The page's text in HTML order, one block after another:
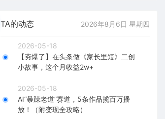
TA的动态 2026年8月6日 星期四
2026-05-18
【夯爆了】在头条做《家长里短》二创
小故事，这个月收益2w+
2026-05-18
AI“暴躁老道”赛道，5条作品揽百万播
放！（附变现全攻略）